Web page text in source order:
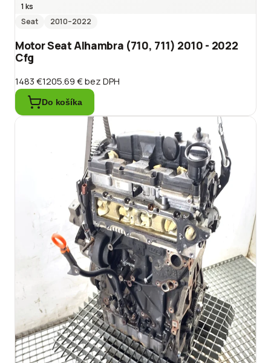
1 ks
Seat
2010–2022
Motor Seat Alhambra (710, 711) 2010 - 2022
Cfg
1483 €1205.69 €bez DPH
Do košíka